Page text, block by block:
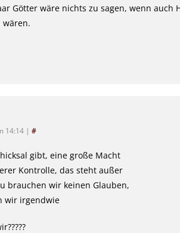
Götter wäre nichts zu sagen, wenn auch
wären.
14:14 | #
gibt, eine große Macht
Kontrolle, das steht außer
brauchen wir keinen Glauben,
wir irgendwie